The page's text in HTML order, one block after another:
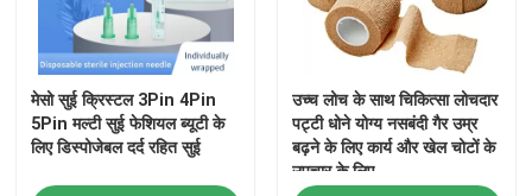
मेसो सुई क्रिस्टल 3Pin 4Pin
5Pin मल्टी सुई फेशियल ब्यूटी के
लिए डिस्पोजेबल दर्द रहित सुई
उच्च लोच के साथ चिकित्सा लोचदार
पट्टी धोने योग्य नसबंदी गैर उम्र
बढ़ने के लिए कार्य और खेल चोटों के
उपचार के लिए